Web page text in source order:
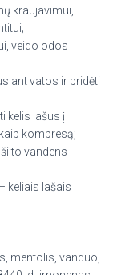
kraujavimui,
veido odos
ant vatos ir pridėti
kelis lašus į
kompresą;
vandens
keliais lašais
mentolis, vanduo,